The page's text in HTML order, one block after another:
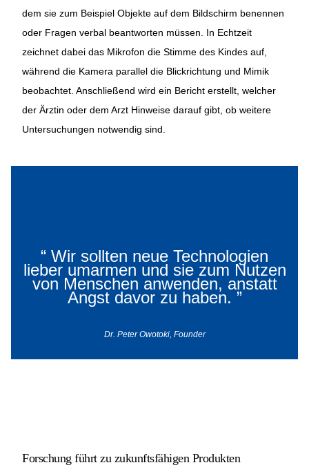
dem sie zum Beispiel Objekte auf dem Bildschirm benennen
oder Fragen verbal beantworten müssen. In Echtzeit
zeichnet dabei das Mikrofon die Stimme des Kindes auf,
während die Kamera parallel die Blickrichtung und Mimik
beobachtet. Anschließend wird ein Bericht erstellt, welcher
der Ärztin oder dem Arzt Hinweise darauf gibt, ob weitere
Untersuchungen notwendig sind.
“ Wir sollten neue Technologien
lieber umarmen und sie zum Nutzen
von Menschen anwenden, anstatt
Angst davor zu haben. ”
Dr. Peter Owotoki, Founder
Sebastian Bartels
Forschung führt zu zukunftsfähigen Produkten